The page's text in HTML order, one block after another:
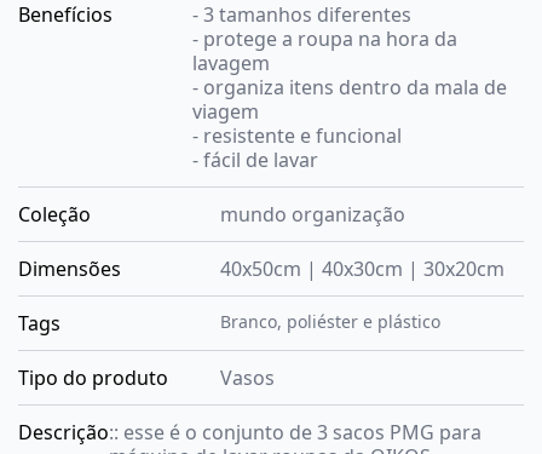
Benefícios
- 3 tamanhos diferentes
- protege a roupa na hora da
lavagem
- organiza itens dentro da mala de
viagem
- resistente e funcional
- fácil de lavar
Coleção mundo organização
Dimensões 40x50cm | 40x30cm | 30x20cm
Tags Branco, poliéster e plástico
Tipo do produto Vasos
Descrição:: esse é o conjunto de 3 sacos PMG para